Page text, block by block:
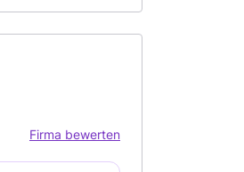
Firma bewerten